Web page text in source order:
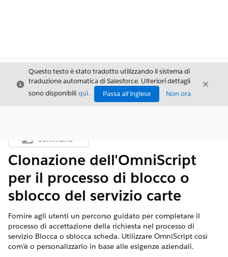
Chiudi
Questo testo è stato tradotto utilizzando il sistema di
traduzione automatica di Salesforce. Ulteriori dettagli
sono disponibili qui. Passa all'inglese Non ora
Chiudi
Mostra sommario
Sommario
Clonazione dell'OmniScript
per il processo di blocco o
sblocco del servizio carte
Fornire agli utenti un percorso guidato per completare il
processo di accettazione della richiesta nel processo di
servizio Blocca o sblocca scheda. Utilizzare OmniScript così
com'è o personalizzarlo in base alle esigenze aziendali.